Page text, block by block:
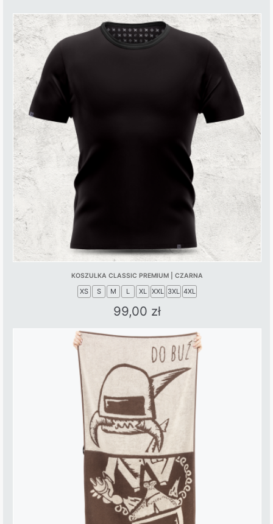
KOSZULKA CLASSIC PREMIUM | CZARNA
XS S M L XL XXL 3XL 4XL
99,00 zł
This
product
multiple
variants.
The
options
may
chosen
on
the
product
page